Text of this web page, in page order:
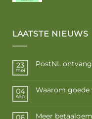
LAATSTE NIEUWS
23
mei
PostNL
04
sep
Waarom
Meer